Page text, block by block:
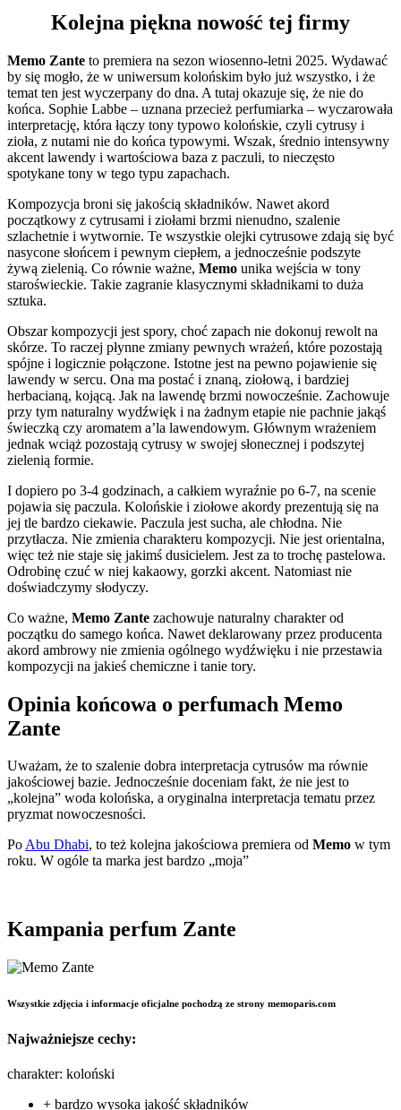
Kolejna piękna nowość tej firmy
Memo Zante to premiera na sezon wiosenno-letni 2025. Wydawać
by się mogło, że w uniwersum kolońskim było już wszystko, i że
temat ten jest wyczerpany do dna. A tutaj okazuje się, że nie do
końca. Sophie Labbe – uznana przecież perfumiarka – wyczarowała
interpretację, która łączy tony typowo kolońskie, czyli cytrusy i
zioła, z nutami nie do końca typowymi. Wszak, średnio intensywny
akcent lawendy i wartościowa baza z paczuli, to nieczęsto
spotykane tony w tego typu zapachach.
Kompozycja broni się jakością składników. Nawet akord
początkowy z cytrusami i ziołami brzmi nienudno, szalenie
szlachetnie i wytwornie. Te wszystkie olejki cytrusowe zdają się być
nasycone słońcem i pewnym ciepłem, a jednocześnie podszyte
żywą zielenią. Co równie ważne, Memo unika wejścia w tony
staroświeckie. Takie zagranie klasycznymi składnikami to duża
sztuka.
Obszar kompozycji jest spory, choć zapach nie dokonuj rewolt na
skórze. To raczej płynne zmiany pewnych wrażeń, które pozostają
spójne i logicznie połączone. Istotne jest na pewno pojawienie się
lawendy w sercu. Ona ma postać i znaną, ziołową, i bardziej
herbacianą, kojącą. Jak na lawendę brzmi nowocześnie. Zachowuje
przy tym naturalny wydźwięk i na żadnym etapie nie pachnie jakąś
świeczką czy aromatem a’la lawendowym. Głównym wrażeniem
jednak wciąż pozostają cytrusy w swojej słonecznej i podszytej
zielenią formie.
I dopiero po 3-4 godzinach, a całkiem wyraźnie po 6-7, na scenie
pojawia się paczula. Kolońskie i ziołowe akordy prezentują się na
jej tle bardzo ciekawie. Paczula jest sucha, ale chłodna. Nie
przytłacza. Nie zmienia charakteru kompozycji. Nie jest orientalna,
więc też nie staje się jakimś dusicielem. Jest za to trochę pastelowa.
Odrobinę czuć w niej kakaowy, gorzki akcent. Natomiast nie
doświadczymy słodyczy.
Co ważne, Memo Zante zachowuje naturalny charakter od
początku do samego końca. Nawet deklarowany przez producenta
akord ambrowy nie zmienia ogólnego wydźwięku i nie przestawia
kompozycji na jakieś chemiczne i tanie tory.
Opinia końcowa o perfumach Memo
Zante
Uważam, że to szalenie dobra interpretacja cytrusów ma równie
jakościowej bazie. Jednocześnie doceniam fakt, że nie jest to
„kolejna” woda kolońska, a oryginalna interpretacja tematu przez
pryzmat nowoczesności.
PoAbu Dhabi, to też kolejna jakościowa premiera od Memo w tym
roku. W ogóle ta marka jest bardzo „moja”
Kampania perfum Zante
Wszystkie zdjęcia i informacje oficjalne pochodzą ze strony memoparis.com
Najważniejsze cechy:
charakter: koloński
+ bardzo wysoka jakość składników